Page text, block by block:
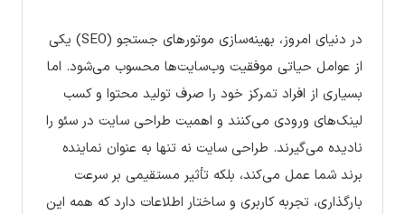
در دنیای امروز، بهینه‌سازی موتورهای جستجو (SEO) یکی
از عوامل حیاتی موفقیت وب‌سایت‌ها محسوب می‌شود. اما
بسیاری از افراد تمرکز خود را صرف تولید محتوا و کسب
لینک‌های ورودی می‌کنند و اهمیت طراحی سایت در سئو را
نادیده می‌گیرند. طراحی سایت نه تنها به عنوان نماینده
برند شما عمل می‌کند، بلکه تأثیر مستقیمی بر سرعت
بارگذاری، تجربه کاربری و ساختار اطلاعات دارد که همه این